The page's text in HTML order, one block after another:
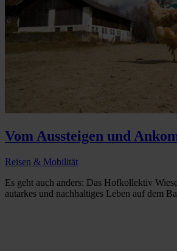
Vom Aussteigen und
Reisen & Mobilität
Es geht auch anders: Das Hofkollektiv
autarkes und nachhaltiges Leben auf dem